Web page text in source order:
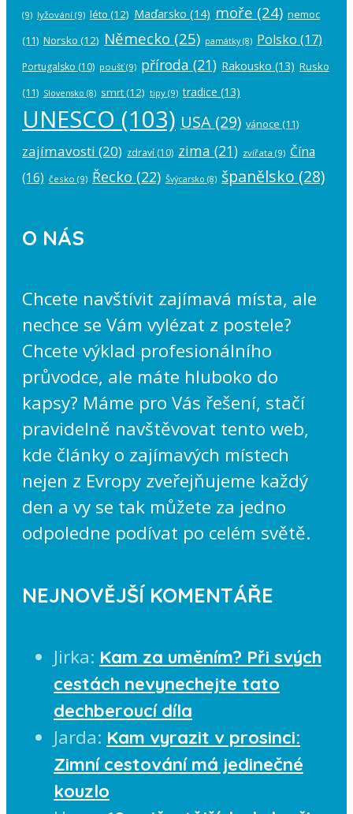
(9) lyžování (9) léto (12) Maďarsko (14) moře (24) nemoc
(11) Norsko (12) Německo (25) památky(8) Polsko (17)
Portugalsko (10) poušť(9) příroda (21) Rakousko (13) Rusko
(11) Slovensko (8) smrt(12) tipy (9) tradice (13)
UNESCO (103) USA (29) vánoce (11)
zajímavosti (20) zdraví (10) zima (21) zvířata (9) Čína
(16) česko (9) Řecko (22) Švýcarsko (8) španělsko (28)
O NÁS
Chcete navštívit zajímavá místa, ale
nechce se Vám vylézat z postele?
Chcete výklad profesionálního
průvodce, ale máte hluboko do
kapsy? Máme pro Vás řešení, stačí
pravidelně navštěvovat tento web,
kde články o zajímavých místech
nejen z Evropy zveřejňujeme každý
den a vy se tak můžete za jedno
odpoledne podívat po celém světě.
NEJNOVĚJŠÍ KOMENTÁŘE
Jirka: Kam za uměním? Při svých
cestách nevynechejte tato
dechberoucí díla
Jarda: Kam vyrazit v prosinci:
Zimní cestování má jedinečné
kouzlo